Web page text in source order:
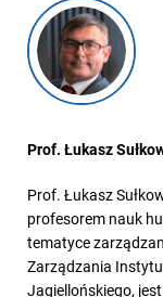
Prof. Łukasz
Prof. Łukasz
profesorem nauk
tematyce
Zarządzania
Jagiellońskiego,